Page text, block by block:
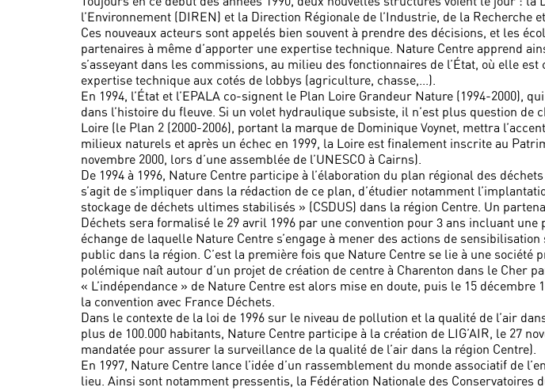
l’Environnement (DIREN) et la Direction Régionale de l’Industrie, de la Recherche
Ces nouveaux acteurs sont appelés bien souvent à prendre des décisions, et les
partenaires à même d’apporter une expertise technique. Nature Centre apprend
s’asseyant dans les commissions, au milieu des fonctionnaires de l’État, où elle est
expertise technique aux cotés de lobbys (agriculture, chasse,...).
En 1994, l’État et l’EPALA co-signent le Plan Loire Grandeur Nature (1994-2000),
dans l’histoire du fleuve. Si un volet hydraulique subsiste, il n’est plus question de
Loire (le Plan 2 (2000-2006), portant la marque de Dominique Voynet, mettra
milieux naturels et après un échec en 1999, la Loire est finalement inscrite au
novembre 2000, lors d’une assemblée de l’UNESCO à Cairns).
De 1994 à 1996, Nature Centre participe à l’élaboration du plan régional des
s’agit de s’impliquer dans la rédaction de ce plan, d’étudier notamment
stockage de déchets ultimes stabilisés » (CSDUS) dans la région Centre. Un
Déchets sera formalisé le 29 avril 1996 par une convention pour 3 ans incluant
échange de laquelle Nature Centre s’engage à mener des actions de
public dans la région. C’est la première fois que Nature Centre se lie à une société
polémique naît autour d’un projet de création de centre à Charenton dans le Cher
« L’indépendance » de Nature Centre est alors mise en doute, puis le 15 décembre
la convention avec France Déchets.
Dans le contexte de la loi de 1996 sur le niveau de pollution et la qualité de l’air
plus de 100.000 habitants, Nature Centre participe à la création de LIG’AIR, le 27
mandatée pour assurer la surveillance de la qualité de l’air dans la région Centre).
En 1997, Nature Centre lance l’idée d’un rassemblement du monde associatif de
lieu. Ainsi sont notamment pressentis, la Fédération Nationale des Conservatoires